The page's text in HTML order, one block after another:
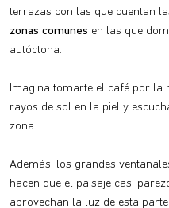
terrazas con las que cuentan
zonas comunes en las que
autóctona.
Imagina tomarte el café por la
rayos de sol en la piel y
zona.
Además, los grandes
hacen que el paisaje casi
aprovechan la luz de esta